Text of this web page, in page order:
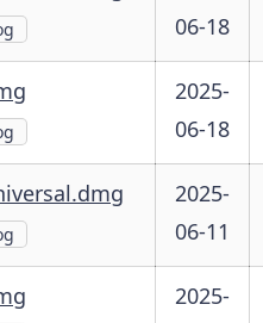
06-18
2025-
06-18
2025-
06-11
2025-